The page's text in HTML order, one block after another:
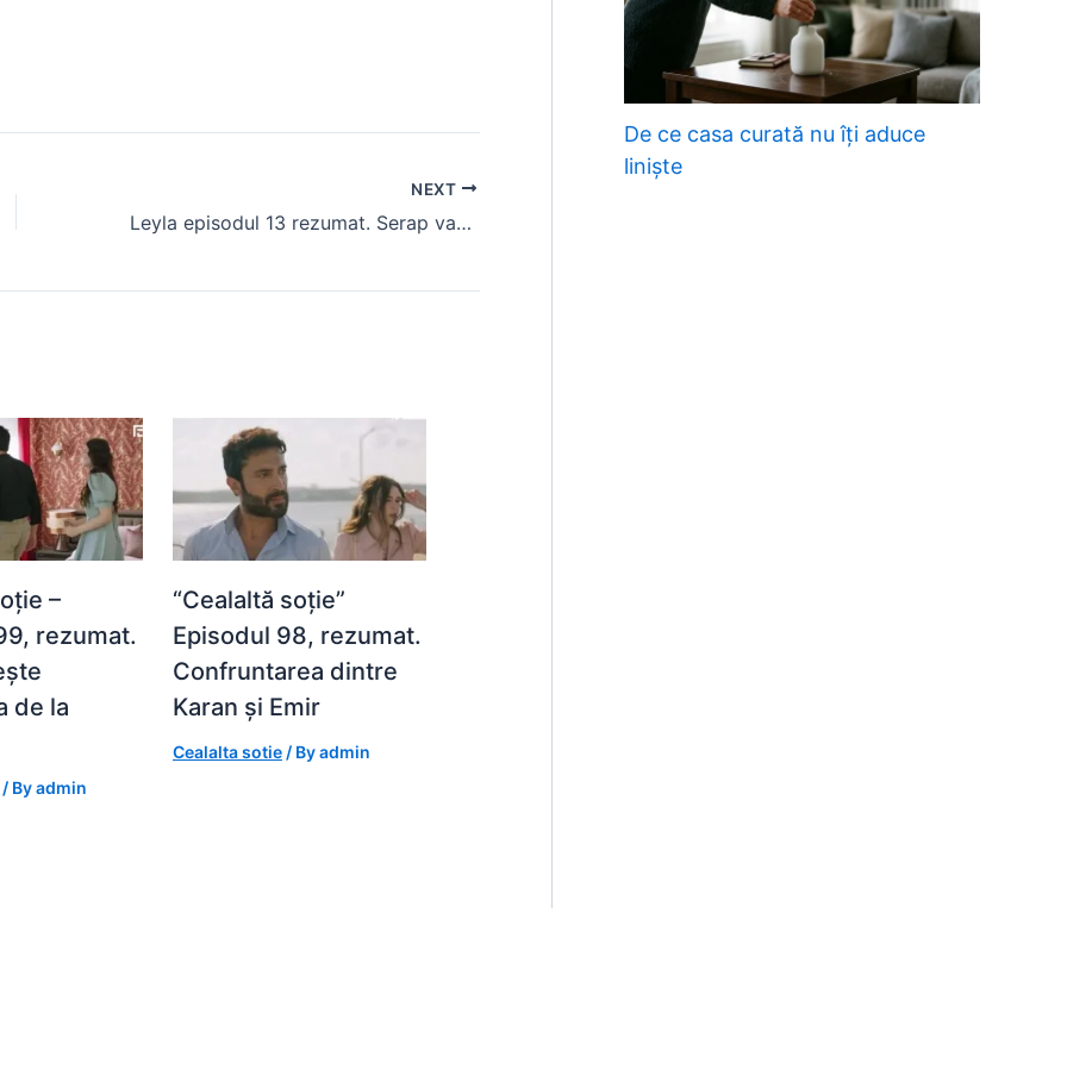
NEXT
Leyla episodul 13 rezumat. Serap va fi un pion în planul Leylei
–
rezumat.
de la
/ Byadmin
“Cealaltă soție”
Episodul 98, rezumat.
Confruntarea dintre
Karan și Emir
Cealalta sotie / Byadmin
De ce casa curată nu îți aduce
liniște